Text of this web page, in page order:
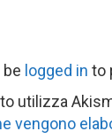
logged in to
utilizza
vengono